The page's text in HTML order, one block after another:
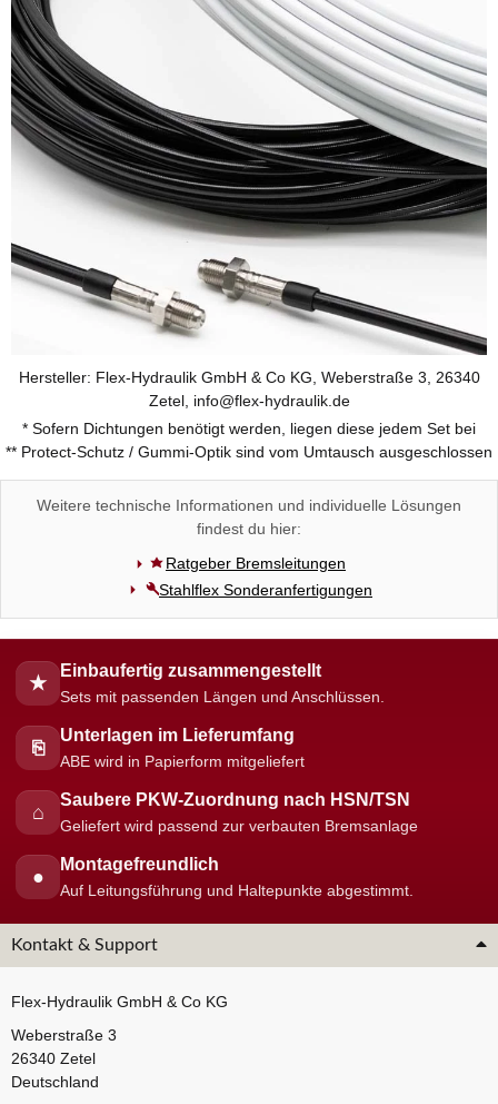
Hersteller: Flex-Hydraulik GmbH & Co KG, Weberstraße 3, 26340
Zetel, info@flex-hydraulik.de
* Sofern Dichtungen benötigt werden, liegen diese jedem Set bei
** Protect-Schutz / Gummi-Optik sind vom Umtausch ausgeschlossen
Weitere technische Informationen und individuelle Lösungen
findest du hier:
Ratgeber Bremsleitungen
Stahlflex Sonderanfertigungen
★
Einbaufertig zusammengestellt
Sets mit passenden Längen und Anschlüssen.
⎘
Unterlagen im Lieferumfang
ABE wird in Papierform mitgeliefert
⌂
Saubere PKW-Zuordnung nach HSN/TSN
Geliefert wird passend zur verbauten Bremsanlage
●
Montagefreundlich
Auf Leitungsführung und Haltepunkte abgestimmt.
Kontakt & Support
Flex-Hydraulik GmbH & Co KG
Weberstraße 3
26340 Zetel
Deutschland